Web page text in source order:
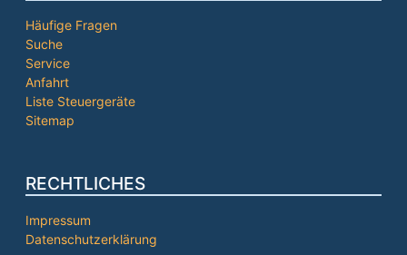
Häufige Fragen
Suche
Service
Anfahrt
Liste Steuergeräte
Sitemap
RECHTLICHES
Impressum
Datenschutzerklärung